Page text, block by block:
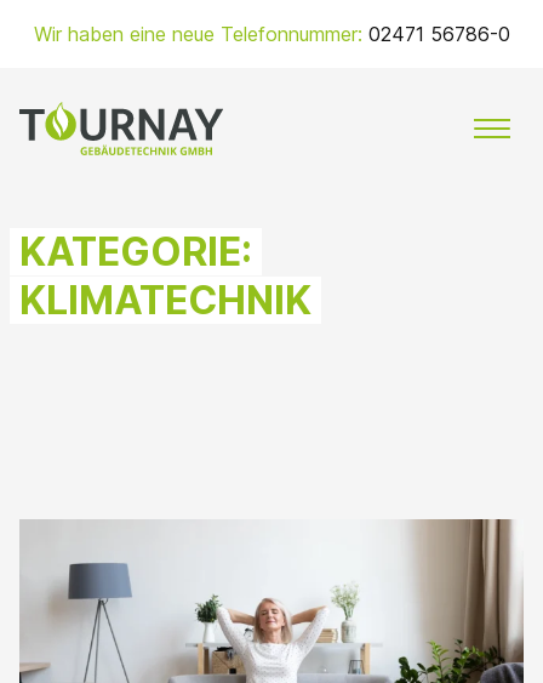
InhaltWir haben eine neue Telefonnummer: 02471 56786-0
MENÜ
KATEGORIE:
KLIMATECHNIK